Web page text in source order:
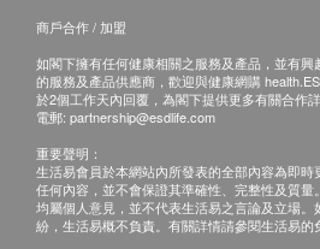
血壓
身高
體重
口腔檢查
外科檢查（男）
血脂
9.需要憋尿項目：
尿，如感覺尿意不足，需進行
波檢查前飲入500-800ML左右的
10.尿樣本/便樣本留取：
(1)留取中段尿，尿量不得低於
(2)留取當日新鮮糞便黃豆粒大
聯絡電話：+852 6663
時間主動聯絡客戶。
聯絡電話：+852 6663
時間到體檢中心聼醫生當
商戶合作 / 加盟
如閣下擁有任何健康相關之服務及產品，並有興
的服務及產品供應商，歡迎與健康網購
於2個工作天內回覆，為閣下提供更多有關合作詳
電郵: partnership@esdlife.com
重要聲明：
生活易會員於本網站內所發表的全部內容為即
任何內容，並不會保證其準確性、完整性及質
均屬個人意見，並不代表生活易之言論及立場
紛，生活易概不負責。有關詳情請參閱生活易的